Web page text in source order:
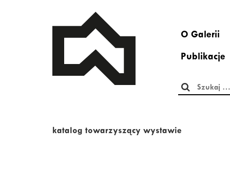
O Galerii
Publikacje
Szukaj:
katalog towarzyszący wystawie